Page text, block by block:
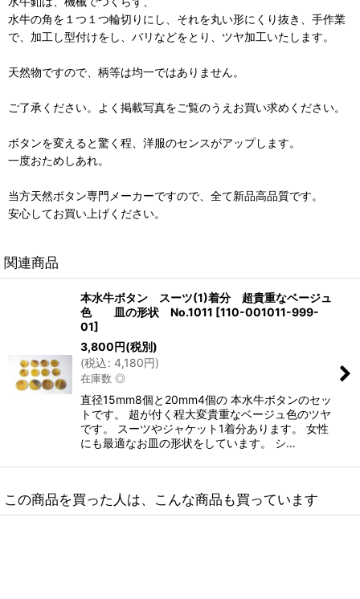
水牛の角を１つ１つ輪切りにし、それを丸い形にくり抜き、手作業
で、加工し型付けをし、バリなどをとり、ツヤ加工いたします。
天然物ですので、柄等は均一ではありません。
ご了承ください。よく掲載写真をご覧のうえお買い求めください。
ボタンを変えると驚く程、洋服のセンスがアップします。
一度おためしあれ。
当方天然ボタン専門メーカーですので、全て新品高品質です。
安心してお買い上げください。
関連商品
本水牛ボタン スーツ(1)着分 超貴重なベージュ
色 皿の形状 No.1011 [110-001011-999-
01]
3,800円(税別)
(税込: 4,180円)
在庫数 ◎
直径15mm8個と20mm4個の 本水牛ボタンのセッ
トです。 超が付く程大変貴重なベージュ色のツヤ
です。 スーツやジャケット1着分あります。 女性
にも最適なお皿の形状をしています。 シ…
この商品を買った人は、こんな商品も買っています